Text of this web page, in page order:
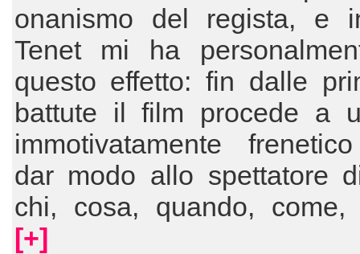
onanismo del regista, e
Tenet mi ha
questo effetto: fin dalle
battute il film procede a
immotivatamente
dar modo allo spettatore
chi, cosa, quando, come,
[+]